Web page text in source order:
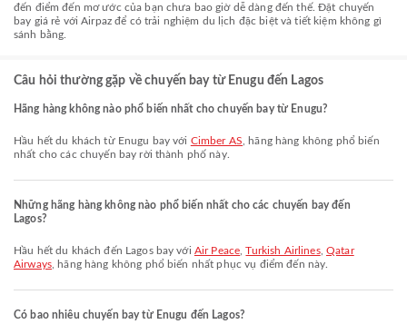
đến điểm đến mơ ước của bạn chưa bao giờ dễ dàng đến thế. Đặt chuyến
bay giá rẻ với Airpaz để có trải nghiệm du lịch đặc biệt và tiết kiệm không gì
sánh bằng.
Câu hỏi thường gặp về chuyến bay từ Enugu đến Lagos
Hãng hàng không nào phổ biến nhất cho chuyến bay từ Enugu?
Hầu hết du khách từ Enugu bay với Cimber AS , hãng hàng không phổ biến
nhất cho các chuyến bay rời thành phố này.
Những hãng hàng không nào phổ biến nhất cho các chuyến bay đến
Lagos?
Hầu hết du khách đến Lagos bay với Air Peace ,Turkish Airlines, Qatar
Airways, hãng hàng không phổ biến nhất phục vụ điểm đến này.
Có bao nhiêu chuyến bay từ Enugu đến Lagos?